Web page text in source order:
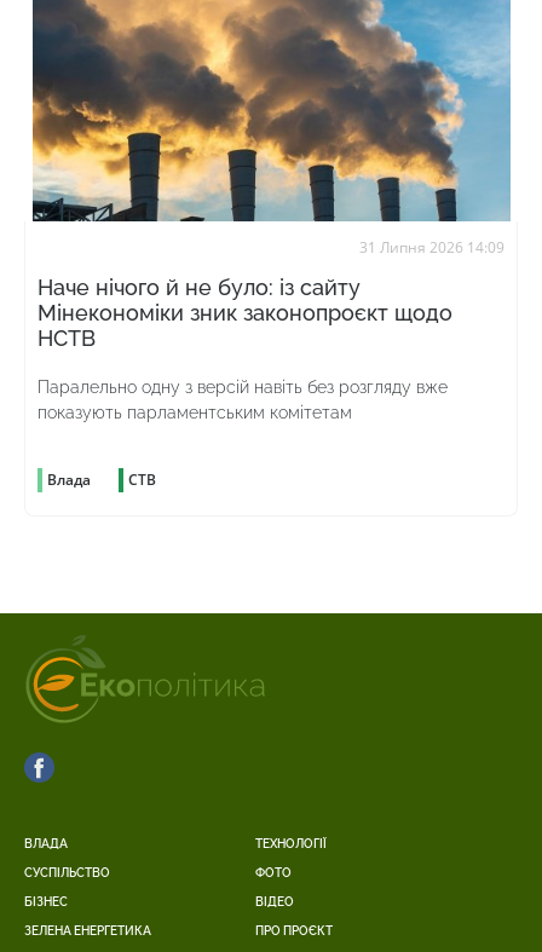
31 Липня 2026 14:09
Наче нічого й не було: із сайту
Мінекономіки зник законопроєкт щодо
НСТВ
Паралельно одну з версій навіть без розгляду вже
показують парламентським комітетам
Влада СТВ
ВЛАДА
СУСПІЛЬСТВО
БІЗНЕС
ЗЕЛЕНА ЕНЕРГЕТИКА
ТЕХНОЛОГІЇ
ФОТО
ВІДЕО
ПРО ПРОЄКТ